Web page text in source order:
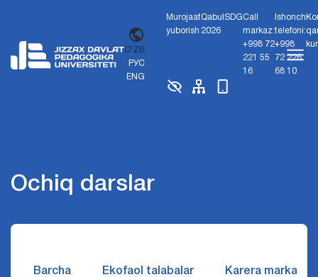
O'ZB
РУС
ENG
Murojaat
yuborish
Qabul
2026
SDGCall
markaz:
+998 72
221 55
16
Ishonch
telefoni:
+998
72 226
68 10
Ochiq darslar
Barcha Ekofaol talabalar Karera markazi